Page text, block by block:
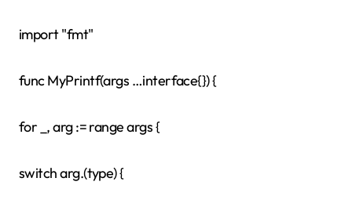
import "fmt"
func MyPrintf(args …interface{}) {
for _, arg := range args {
switch arg.(type) {